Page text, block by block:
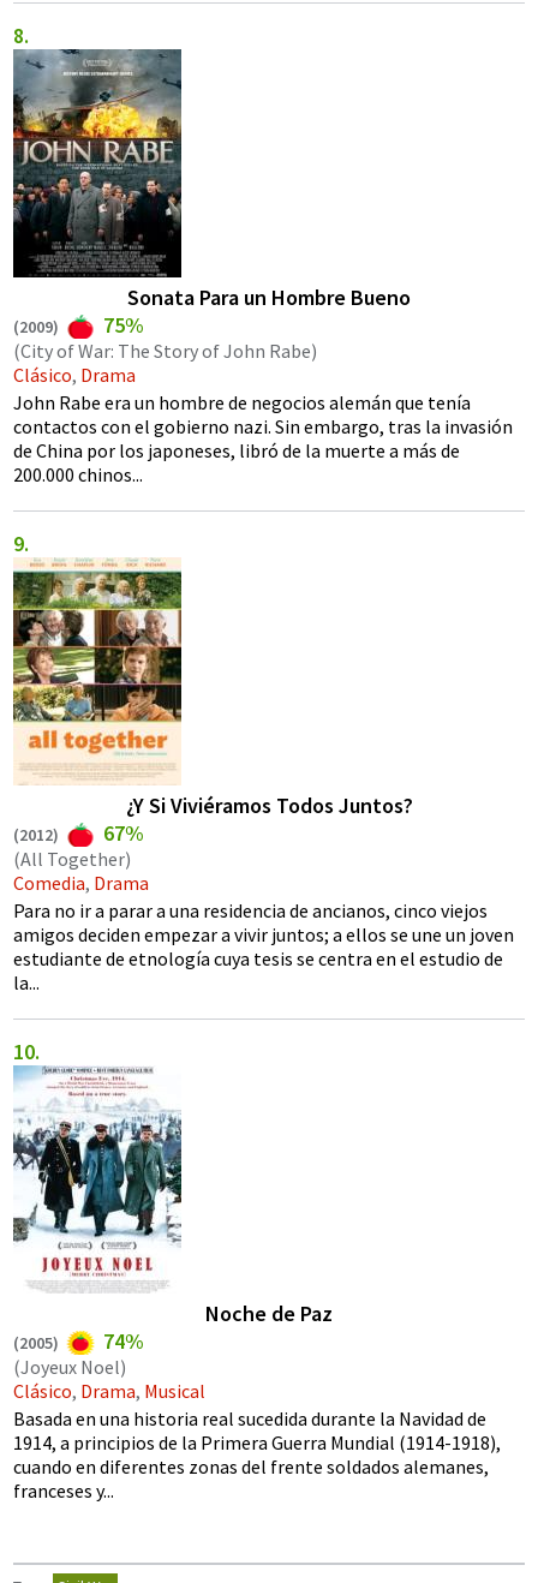
Sonata Para un Hombre Bueno
(2009) 75%
(City of War: The Story of John Rabe)
Clásico, Drama
John Rabe era un hombre de negocios alemán que tenía
contactos con el gobierno nazi. Sin embargo, tras la invasión
de China por los japoneses, libró de la muerte a más de
200.000 chinos...
¿Y Si Viviéramos Todos Juntos?
(2012) 67%
(All Together)
Comedia, Drama
Para no ir a parar a una residencia de ancianos, cinco viejos
amigos deciden empezar a vivir juntos; a ellos se une un joven
estudiante de etnología cuya tesis se centra en el estudio de
la...
Noche de Paz
(2005) 74%
(Joyeux Noel)
Clásico, Drama, Musical
Basada en una historia real sucedida durante la Navidad de
1914, a principios de la Primera Guerra Mundial (1914-1918),
cuando en diferentes zonas del frente soldados alemanes,
franceses y...